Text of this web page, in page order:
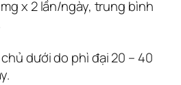
x 2 lần/ngày, trung bình
dưới do phì đại 20 – 40